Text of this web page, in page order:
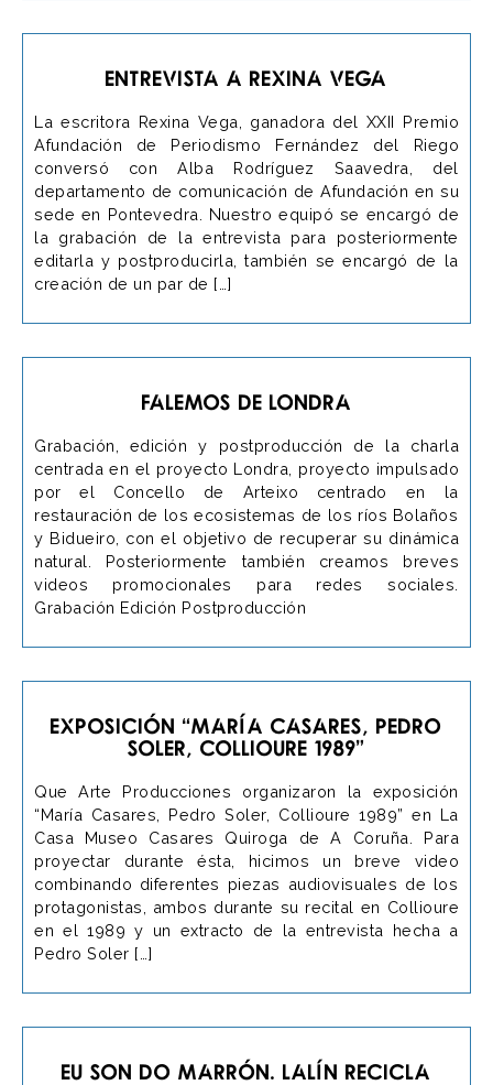
Entrevista a Rexina Vega
La escritora Rexina Vega, ganadora del XXII Premio
Afundación de Periodismo Fernández del Riego
conversó con Alba Rodríguez Saavedra, del
departamento de comunicación de Afundación en su
sede en Pontevedra. Nuestro equipó se encargó de
la grabación de la entrevista para posteriormente
editarla y postproducirla, también se encargó de la
creación de un par de […]
Falemos de Londra
Grabación, edición y postproducción de la charla
centrada en el proyecto Londra, proyecto impulsado
por el Concello de Arteixo centrado en la
restauración de los ecosistemas de los ríos Bolaños
y Bidueiro, con el objetivo de recuperar su dinámica
natural. Posteriormente también creamos breves
videos promocionales para redes sociales.
Grabación Edición Postproducción
Exposición “María Casares, Pedro
Soler, Collioure 1989”
Que Arte Producciones organizaron la exposición
“María Casares, Pedro Soler, Collioure 1989” en La
Casa Museo Casares Quiroga de A Coruña. Para
proyectar durante ésta, hicimos un breve video
combinando diferentes piezas audiovisuales de los
protagonistas, ambos durante su recital en Collioure
en el 1989 y un extracto de la entrevista hecha a
Pedro Soler […]
Eu son do marrón. Lalín Recicla